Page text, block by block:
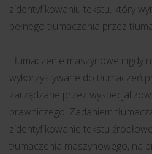
zidentyfikowaniu tekstu, który
pełnego tłumaczenia przez
Tłumaczenie maszynowe nigdy
wykorzystywane do tłumaczeń
zarządzane przez
prawniczego. Zadaniem
zidentyfikowanie tekstu
tłumaczenia maszynowego, na